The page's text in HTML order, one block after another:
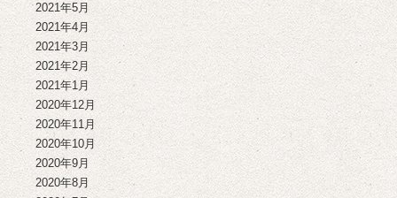
2021年5月
2021年4月
2021年3月
2021年2月
2021年1月
2020年12月
2020年11月
2020年10月
2020年9月
2020年8月